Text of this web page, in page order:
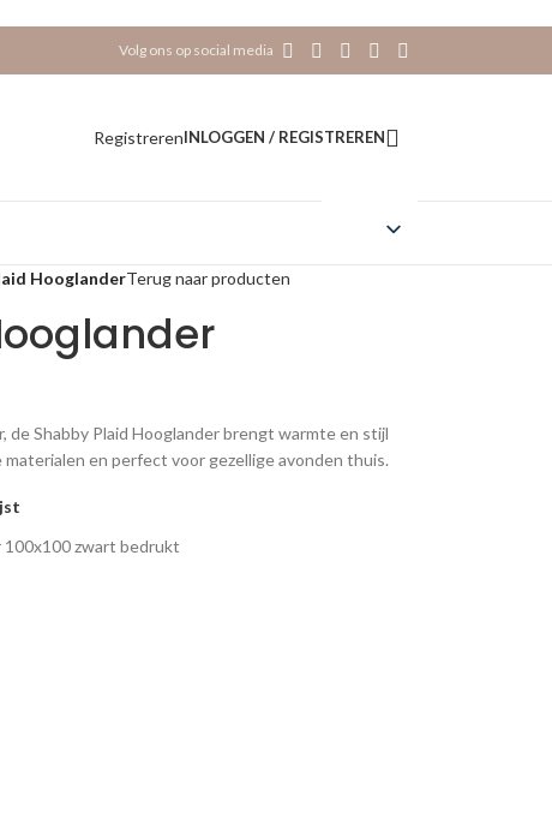
Volg ons op social media
RegistrerenINLOGGEN / REGISTREREN
HooglanderTerug naar producten
Shabby Plaid Hooglander brengt warmte en stijl
materialen en perfect voor gezellige avonden thuis.
100x100 zwart bedrukt